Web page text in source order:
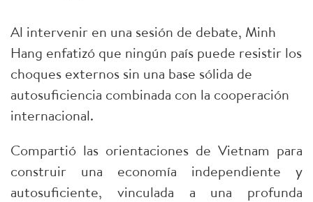
Al intervenir en una sesión de debate, Minh
Hang enfatizó que ningún país puede resistir los
choques externos sin una base sólida de
autosuficiencia combinada con la cooperación
internacional.
Compartió las orientaciones de Vietnam para
construir una economía independiente y
autosuficiente, vinculada a una profunda